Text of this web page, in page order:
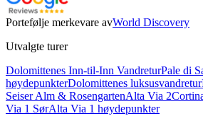
Portefølje merkevare avWorld Discovery
Utvalgte turer
Dolomittenes Inn-til-Inn VandreturPale di
høydepunkterDolomittenes luksusvandretur
Seiser Alm & RosengartenAlta Via 2
Via 1 SørAlta Via 1 høydepunkter